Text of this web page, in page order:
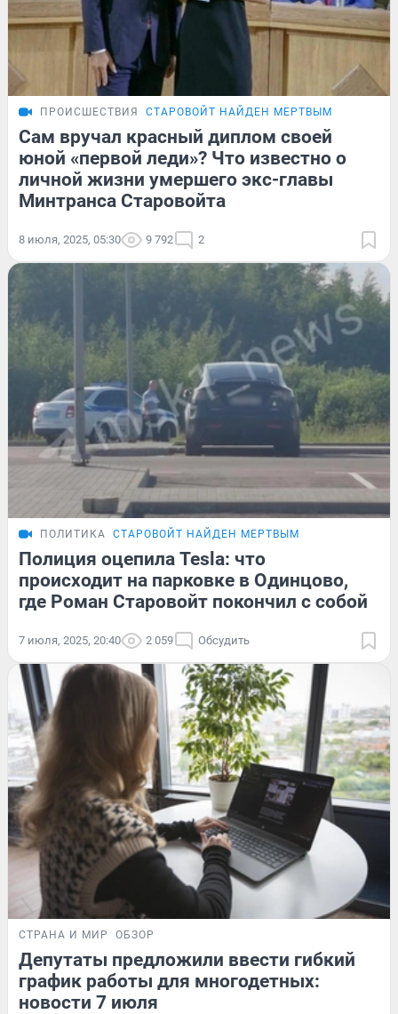
ПРОИСШЕСТВИЯ СТАРОВОЙТ НАЙДЕН МЕРТВЫМ
Сам вручал красный диплом своей
юной «первой леди»? Что известно о
личной жизни умершего экс-главы
Минтранса Старовойта
8 июля, 2025, 05:30 9 792 2
ПОЛИТИКА СТАРОВОЙТ НАЙДЕН МЕРТВЫМ
Полиция оцепила Tesla: что
происходит на парковке в Одинцово,
где Роман Старовойт покончил с собой
7 июля, 2025, 20:40 2 059 Обсудить
СТРАНА И МИР ОБЗОР
Депутаты предложили ввести гибкий
график работы для многодетных:
новости 7 июля